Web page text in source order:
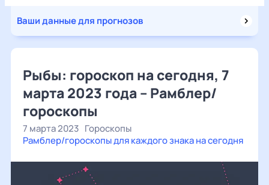
Ваши данные для прогнозов
Рыбы: гороскоп на сегодня, 7
марта 2023 года – Рамблер/
гороскопы
7 марта 2023 Гороскопы
Рамблер/гороскопы для каждого знака на сегодня